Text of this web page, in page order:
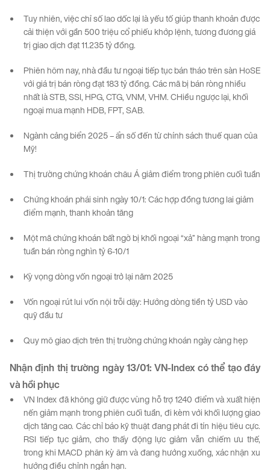
Tuy nhiên, việc chỉ số lao dốc lại là yếu tố giúp thanh khoản được
cải thiện với gần 500 triệu cổ phiếu khớp lệnh, tương đương giá
trị giao dịch đạt 11.235 tỷ đồng.
Phiên hôm nay, nhà đầu tư ngoại tiếp tục bán tháo trên sàn HoSE
với giá trị bán ròng đạt 183 tỷ đồng. Các mã bị bán ròng nhiều
nhất là STB, SSI, HPG, CTG, VNM, VHM. CHiều ngược lại, khối
ngoại mua mạnh HDB, FPT, SAB.
Ngành cảng biển 2025 – ẩn số đến từ chính sách thuế quan của
Mỹ!
Thị trường chứng khoán châu Á giảm điểm trong phiên cuối tuần
Chứng khoán phái sinh ngày 10/1: Các hợp đồng tương lai giảm
điểm mạnh, thanh khoản tăng
Một mã chứng khoán bất ngờ bị khối ngoại “xả” hàng mạnh trong
tuần bán ròng nghìn tỷ 6-10/1
Kỳ vọng dòng vốn ngoại trở lại năm 2025
Vốn ngoại rút lui vốn nội trỗi dậy: Hướng dòng tiền tỷ USD vào
quỹ đầu tư
Quy mô giao dịch trên thị trường chứng khoán ngày càng hẹp
Nhận định thị trường ngày13/01: VN-Index cóthể tạođáy
vàhồiphục
VN Index đã không giữ được vùng hỗ trợ 1240 điểm và xuất hiện
nến giảm mạnh trong phiên cuối tuần, đi kèm với khối lượng giao
dịch tăng cao. Các chỉ báo kỹ thuật đang phát đi tín hiệu tiêu cực.
RSI tiếp tục giảm, cho thấy động lực giảm vẫn chiếm ưu thế,
trong khi MACD phân kỳ âm và đang hướng xuống, xác nhận xu
hướng điều chỉnh ngắn hạn.